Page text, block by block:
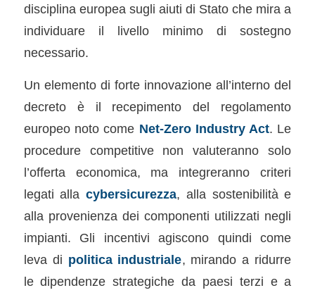
disciplina europea sugli aiuti di Stato che mira a
individuare il livello minimo di sostegno
necessario.
Un elemento di forte innovazione all’interno del
decreto è il recepimento del regolamento
europeo noto come Net-Zero Industry Act. Le
procedure competitive non valuteranno solo
l’offerta economica, ma integreranno criteri
legati allacybersicurezza, alla sostenibilità e
alla provenienza dei componenti utilizzati negli
impianti. Gli incentivi agiscono quindi come
leva di politica industriale, mirando a ridurre
le dipendenze strategiche da paesi terzi e a